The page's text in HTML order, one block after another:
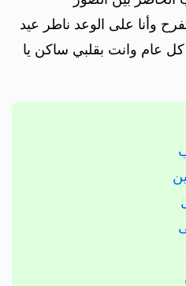
وأنا على الوعد ناطر عيد
كل عام وانت بقلبي ساكن يا